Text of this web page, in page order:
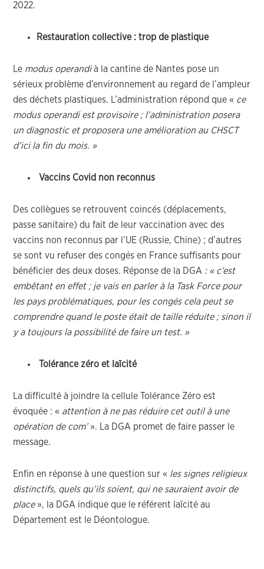
2022.
Restauration collective : trop de plastique
Le modus operandià la cantine de Nantes pose un
sérieux problème d’environnement au regard de l’ampleur
des déchets plastiques. L’administration répond que « ce
modus operandi est provisoire ; l’administration posera
un diagnostic et proposera une amélioration au CHSCT
d’ici la fin du mois. »
Vaccins Covid non reconnus
Des collègues se retrouvent coincés (déplacements,
passe sanitaire) du fait de leur vaccination avec des
vaccins non reconnus par l’UE (Russie, Chine) ; d’autres
se sont vu refuser des congés en France suffisants pour
bénéficier des deux doses. Réponse de la DGA : « c’est
embêtant en effet ; je vais en parler à la Task Force pour
les pays problématiques, pour les congés cela peut se
comprendre quand le poste était de taille réduite ; sinon il
y a toujours la possibilité de faire un test. »
Tolérance zéro et laïcité
La difficulté à joindre la cellule Tolérance Zéro est
évoquée : « attention à ne pas réduire cet outil à une
opération de com’». La DGA promet de faire passer le
message.
Enfin en réponse à une question sur « les signes religieux
distinctifs, quels qu’ils soient, qui ne sauraient avoir de
place», la DGA indique que le référent laïcité au
Département est le Déontologue.